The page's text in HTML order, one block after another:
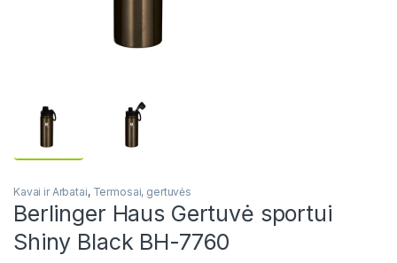
Kavai ir Arbatai, Termosai, gertuvės
Berlinger Haus Gertuvė sportui
Shiny Black BH-7760